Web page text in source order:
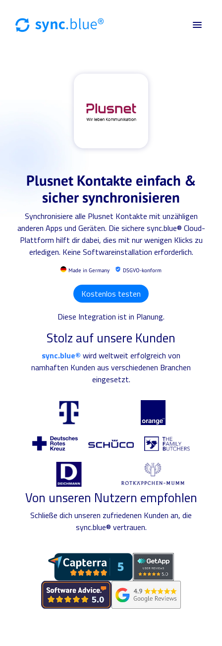
Plusnet Kontakte einfach &
sicher synchronisieren
Synchronisiere alle Plusnet Kontakte mit unzähligen
anderen Apps und Geräten. Die sichere sync.blue® Cloud-
Plattform hilft dir dabei, dies mit nur wenigen Klicks zu
erledigen. Keine Softwareinstallation erforderlich.
Made in Germany DSGVO-konform
Kostenlos testen
Diese Integration ist in Planung.
Stolz auf unsere Kunden
sync.blue® wird weltweit erfolgreich von
namhaften Kunden aus verschiedenen Branchen
eingesetzt.
Von unseren Nutzern empfohlen
Schließe dich unseren zufriedenen Kunden an, die
sync.blue® vertrauen.